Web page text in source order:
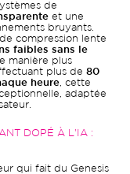
de
et une
bruyants.
compression lente
faibles sans le
manière plus
plus de 80
heure , cette
adaptée
DOPÉ À L'IA :
qui fait du Genesis